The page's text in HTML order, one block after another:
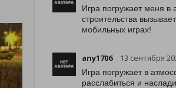
Игра погружает меня в
строительства
мобильных играх!
any1706 13 сентября
Игра погружает в
расслабиться и